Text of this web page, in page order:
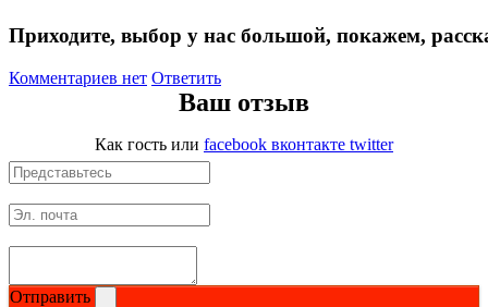
Снижение веса
НАЗАД
Жиросжигатели
Карнитин
Батончики и напитки
Приходите, выбор у нас большой, покажем,
Комментариев нет Ответить
Ваш отзыв
Как гость или facebook вконтакте twitter
Отправить